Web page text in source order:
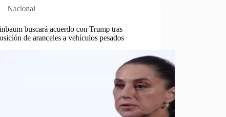
Nacional
buscará acuerdo con Trump tras
de aranceles a vehículos pesados